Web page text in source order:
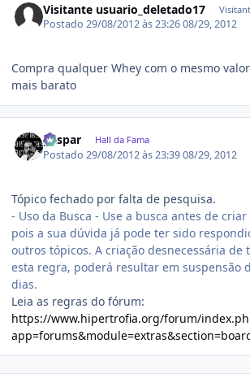
Visitante usuario_deletado17
Postado29/08/2012 às 23:2608/29, 2012
Compra qualquer Whey com o mesmo
mais barato
gaspar Hall da Fama
Postado29/08/2012 às 23:3908/29, 2012
Tópico fechado por falta de pesquisa.
- Uso da Busca - Use a busca antes de
pois a sua dúvida já pode ter sido
outros tópicos. A criação desnecessária de
esta regra, poderá resultar em suspensão
dias.
Leia as regras do fórum:
https://www.hipertrofia.org/forum/